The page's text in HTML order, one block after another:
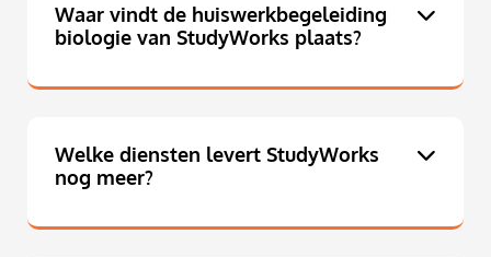
Waar vindt de huiswerkbegeleiding
biologie van StudyWorks plaats?
Welke diensten levert StudyWorks
nog meer?